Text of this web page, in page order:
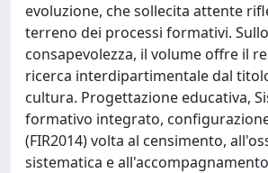
evoluzione, che sollecita attente
terreno dei processi formativi.
consapevolezza, il volume offre il
ricerca interdipartimentale dal
cultura. Progettazione educativa,
formativo integrato,
(FIR2014) volta al censimento,
sistematica e